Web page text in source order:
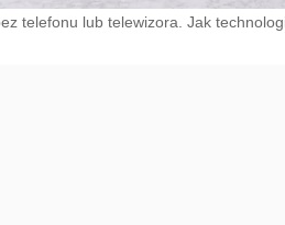
telefonu lub telewizora. Jak